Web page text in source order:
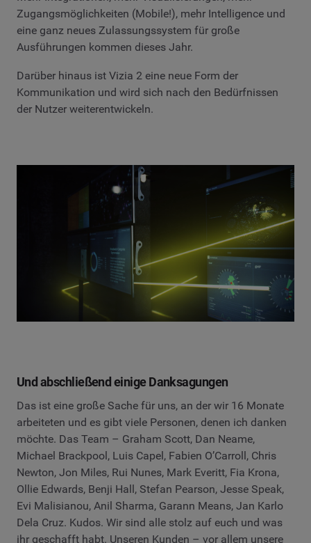
Zugangsmöglichkeiten (Mobile!), mehr Intelligence und
eine ganz neues Zulassungssystem für große
Ausführungen kommen dieses Jahr.
Darüber hinaus ist Vizia 2 eine neue Form der
Kommunikation und wird sich nach den Bedürfnissen
der Nutzer weiterentwickeln.
Und abschließend einige Danksagungen
Das ist eine große Sache für uns, an der wir 16 Monate
arbeiteten und es gibt viele Personen, denen ich danken
möchte. Das Team – Graham Scott, Dan Neame,
Michael Brackpool, Luis Capel, Fabien O’Carroll, Chris
Newton, Jon Miles, Rui Nunes, Mark Everitt, Fia Krona,
Ollie Edwards, Benji Hall, Stefan Pearson, Jesse Speak,
Evi Malisianou, Anil Sharma, Garann Means, Jan Karlo
Dela Cruz. Kudos. Wir sind alle stolz auf euch und was
ihr geschafft habt. Unseren Kunden – vor allem unsere